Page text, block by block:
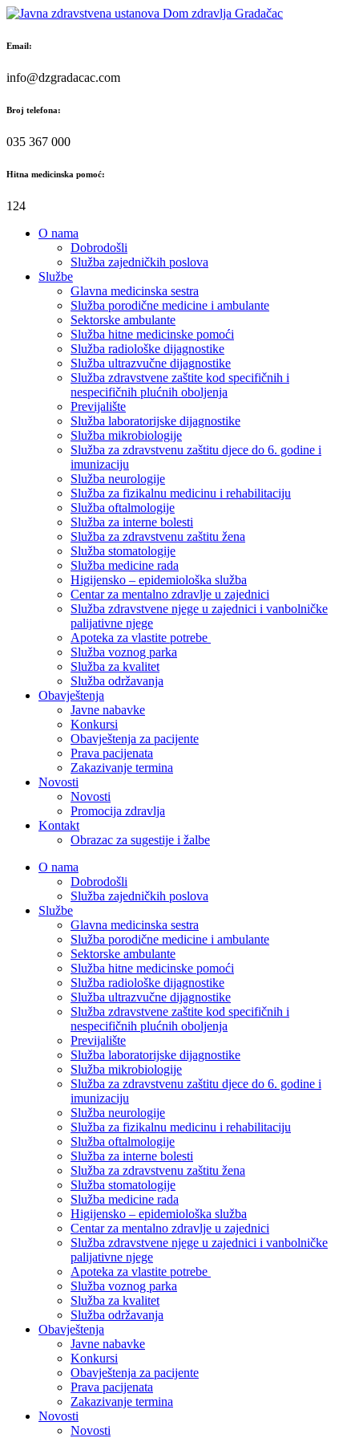
Skip
content
Email:
info@dzgradacac.com
Broj telefona:
035 367 000
Hitna medicinska pomoć:
124
O nama
Dobrodošli
Služba zajedničkih poslova
Službe
Glavna medicinska sestra
Služba porodične medicine i ambulante
Sektorske ambulante
Služba hitne medicinske pomoći
Služba radiološke dijagnostike
Služba ultrazvučne dijagnostike
Služba zdravstvene zaštite kod specifičnih i
nespecifičnih plućnih oboljenja
Previjalište
Služba laboratorijske dijagnostike
Služba mikrobiologije
Služba za zdravstvenu zaštitu djece do 6. godine i
imunizaciju
Služba neurologije
Služba za fizikalnu medicinu i rehabilitaciju
Služba oftalmologije
Služba za interne bolesti
Služba za zdravstvenu zaštitu žena
Služba stomatologije
Služba medicine rada
Higijensko – epidemiološka služba
Centar za mentalno zdravlje u zajednici
Služba zdravstvene njege u zajednici i vanbolničke
palijativne njege
Apoteka za vlastite potrebe
Služba voznog parka
Služba za kvalitet
Služba održavanja
Obavještenja
Javne nabavke
Konkursi
Obavještenja za pacijente
Prava pacijenata
Zakazivanje termina
Novosti
Novosti
Promocija zdravlja
Kontakt
Obrazac za sugestije i žalbe
O nama
Dobrodošli
Služba zajedničkih poslova
Službe
Glavna medicinska sestra
Služba porodične medicine i ambulante
Sektorske ambulante
Služba hitne medicinske pomoći
Služba radiološke dijagnostike
Služba ultrazvučne dijagnostike
Služba zdravstvene zaštite kod specifičnih i
nespecifičnih plućnih oboljenja
Previjalište
Služba laboratorijske dijagnostike
Služba mikrobiologije
Služba za zdravstvenu zaštitu djece do 6. godine i
imunizaciju
Služba neurologije
Služba za fizikalnu medicinu i rehabilitaciju
Služba oftalmologije
Služba za interne bolesti
Služba za zdravstvenu zaštitu žena
Služba stomatologije
Služba medicine rada
Higijensko – epidemiološka služba
Centar za mentalno zdravlje u zajednici
Služba zdravstvene njege u zajednici i vanbolničke
palijativne njege
Apoteka za vlastite potrebe
Služba voznog parka
Služba za kvalitet
Služba održavanja
Obavještenja
Javne nabavke
Konkursi
Obavještenja za pacijente
Prava pacijenata
Zakazivanje termina
Novosti
Novosti